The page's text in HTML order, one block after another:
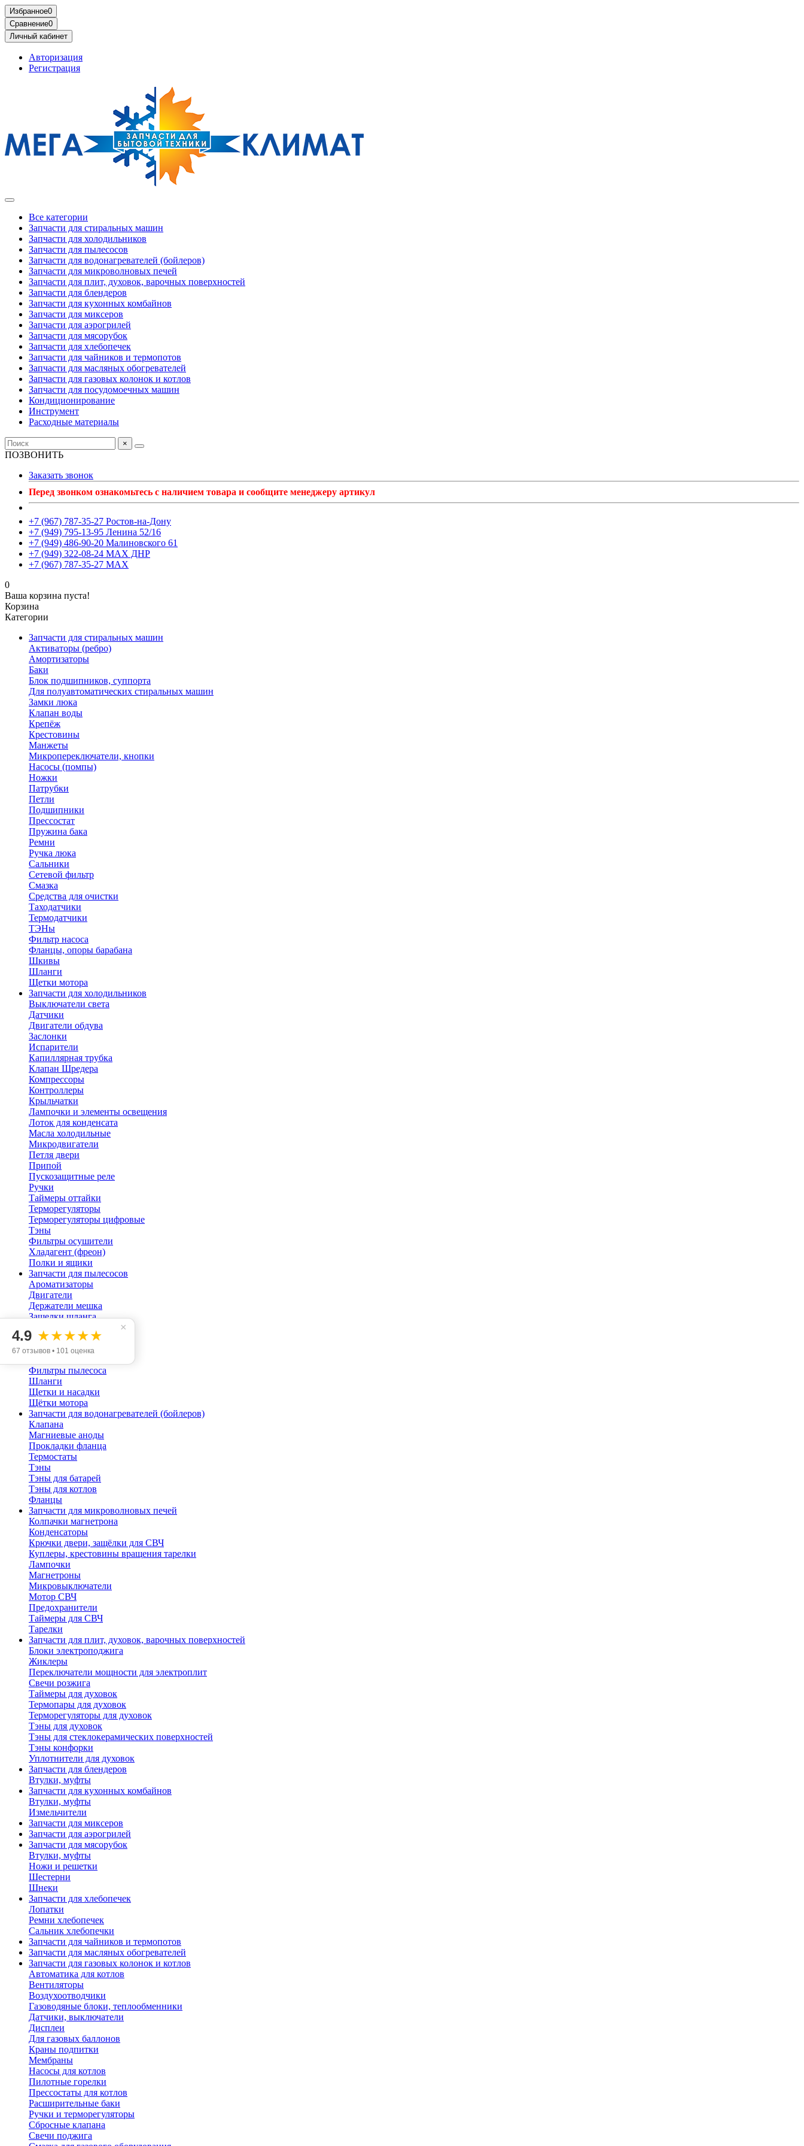
Избранное0
Сравнение0
Личный кабинет
Авторизация
Регистрация
Все категории
Запчасти для стиральных машин
Запчасти для холодильников
Запчасти для пылесосов
Запчасти для водонагревателей (бойлеров)
Запчасти для микроволновых печей
Запчасти для плит, духовок, варочных поверхностей
Запчасти для блендеров
Запчасти для кухонных комбайнов
Запчасти для миксеров
Запчасти для аэрогрилей
Запчасти для мясорубок
Запчасти для хлебопечек
Запчасти для чайников и термопотов
Запчасти для масляных обогревателей
Запчасти для газовых колонок и котлов
Запчасти для посудомоечных машин
Кондиционирование
Инструмент
Расходные материалы
×
ПОЗВОНИТЬ
Заказать звонок
Перед звонком ознакомьтесь с наличием товара и сообщите менеджеру артикул
+7 (967) 787-35-27 Ростов-на-Дону
+7 (949) 795-13-95 Ленина 52/16
+7 (949) 486-90-20 Малиновского 61
+7 (949) 322-08-24 MAX ДНР
+7 (967) 787-35-27 MAX
0
Ваша корзина пуста!
Корзина
Категории
Запчасти для стиральных машин
Активаторы (ребро)
Амортизаторы
Баки
Блок подшипников, суппорта
Для полуавтоматических стиральных машин
Замки люка
Клапан воды
Крепёж
Крестовины
Манжеты
Микропереключатели, кнопки
Насосы (помпы)
Ножки
Патрубки
Петли
Подшипники
Прессостат
Пружина бака
Ремни
Ручка люка
Сальники
Сетевой фильтр
Смазка
Средства для очистки
Таходатчики
Термодатчики
ТЭНы
Фильтр насоса
Фланцы, опоры барабана
Шкивы
Шланги
Щетки мотора
Запчасти для холодильников
Выключатели света
Датчики
Двигатели обдува
Заслонки
Испарители
Капиллярная трубка
Клапан Шредера
Компрессоры
Контроллеры
Крыльчатки
Лампочки и элементы освещения
Лоток для конденсата
Масла холодильные
Микродвигатели
Петля двери
Припой
Пускозащитные реле
Ручки
Таймеры оттайки
Терморегуляторы
Терморегуляторы цифровые
Тэны
Фильтры осушители
Хладагент (фреон)
Полки и ящики
Запчасти для пылесосов
Ароматизаторы
Двигатели
Держатели мешка
Защелки шланга
Мешок пылесоса
Помпы
Фильтры пылесоса
Шланги
Щетки и насадки
Щётки мотора
Запчасти для водонагревателей (бойлеров)
Клапана
Магниевые аноды
Прокладки фланца
Термостаты
Тэны
Тэны для батарей
Тэны для котлов
Фланцы
Запчасти для микроволновых печей
Колпачки магнетрона
Конденсаторы
Крючки двери, защёлки для СВЧ
Куплеры, крестовины вращения тарелки
Лампочки
Магнетроны
Микровыключатели
Мотор СВЧ
Предохранители
Таймеры для СВЧ
Тарелки
Запчасти для плит, духовок, варочных поверхностей
Блоки электроподжига
Жиклеры
Переключатели мощности для электроплит
Свечи розжига
Таймеры для духовок
Термопары для духовок
Терморегуляторы для духовок
Тэны для духовок
Тэны для стеклокерамических поверхностей
Тэны конфорки
Уплотнители для духовок
Запчасти для блендеров
Втулки, муфты
Запчасти для кухонных комбайнов
Втулки, муфты
Измельчители
Запчасти для миксеров
Запчасти для аэрогрилей
Запчасти для мясорубок
Втулки, муфты
Ножи и решетки
Шестерни
Шнеки
Запчасти для хлебопечек
Лопатки
Ремни хлебопечек
Сальник хлебопечки
Запчасти для чайников и термопотов
Запчасти для масляных обогревателей
Запчасти для газовых колонок и котлов
Автоматика для котлов
Вентиляторы
Воздухоотводчики
Газоводяные блоки, теплообменники
Датчики, выключатели
Дисплеи
Для газовых баллонов
Краны подпитки
Мембраны
Насосы для котлов
Пилотные горелки
Прессостаты для котлов
Расширительные баки
Ручки и терморегуляторы
Сбросные клапана
Свечи поджига
×
4.9 ★★★★★
67 отзывов • 101 оценка